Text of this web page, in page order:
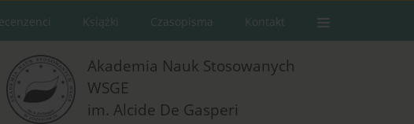
Książki Czasopisma Kontakt
Akademia Nauk Stosowanych
WSGE
im. Alcide De Gasperi